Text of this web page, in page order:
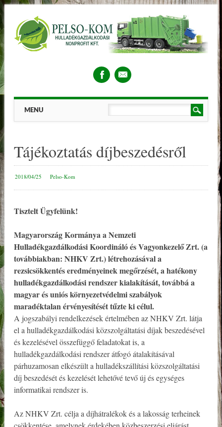
Main menu
MENU
Tájékoztatás díjbeszedésről
2018/04/25 Pelso-Kom
Tisztelt Ügyfelünk!
Magyarország Kormánya a Nemzeti
Hulladékgazdálkodási Koordináló és Vagyonkezelő Zrt. (a
továbbiakban: NHKV Zrt.) létrehozásával a
rezsicsökkentés eredményeinek megőrzését, a hatékony
hulladékgazdálkodási rendszer kialakítását, továbbá a
magyar és uniós környezetvédelmi szabályok
maradéktalan érvényesítését tűzte ki célul.
A jogszabályi rendelkezések értelmében az NHKV Zrt. látja
el a hulladékgazdálkodási közszolgáltatási díjak beszedésével
és kezelésével összefüggő feladatokat is, a
hulladékgazdálkodási rendszer átfogó átalakításával
párhuzamosan elkészült a hulladékszállítási közszolgáltatási
díj beszedését és kezelését lehetővé tevő új és egységes
informatikai rendszer is.
Az NHKV Zrt. célja a díjhátralékok és a lakosság terheinek